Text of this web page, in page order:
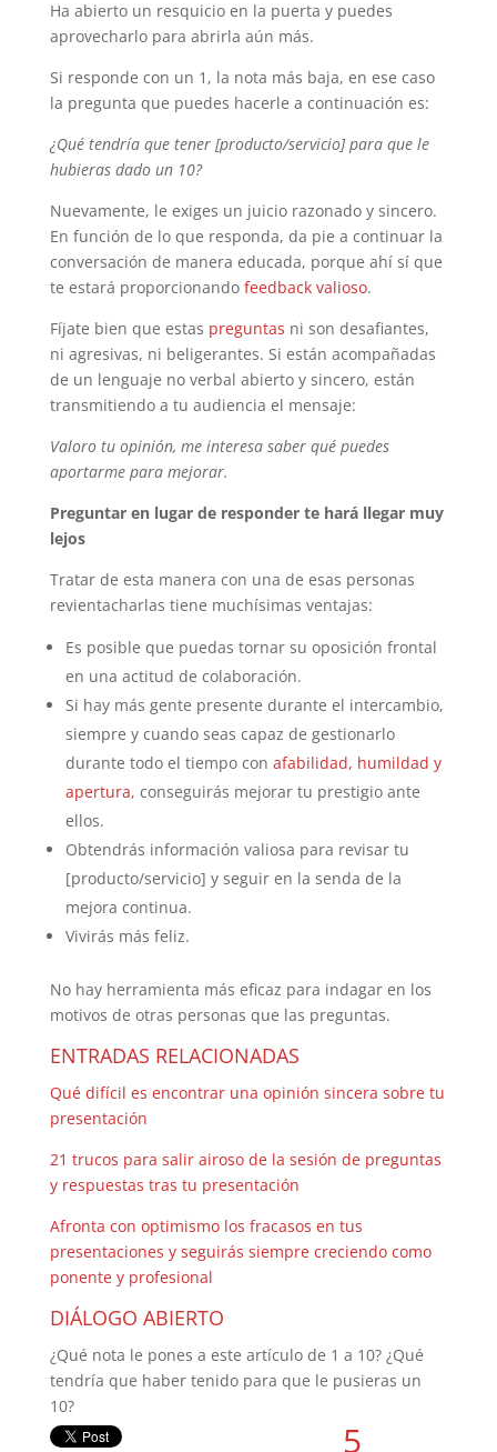
Ha abierto un resquicio en la puerta y puedes
aprovecharlo para abrirla aún más.
Si responde con un 1, la nota más baja, en ese caso
la pregunta que puedes hacerle a continuación es:
¿Qué tendría que tener [producto/servicio] para que le
hubieras dado un 10?
Nuevamente, le exiges un juicio razonado y sincero.
En función de lo que responda, da pie a continuar la
conversación de manera educada, porque ahí sí que
te estará proporcionando feedback valioso.
Fíjate bien que estas preguntas ni son desafiantes,
ni agresivas, ni beligerantes. Si están acompañadas
de un lenguaje no verbal abierto y sincero, están
transmitiendo a tu audiencia el mensaje:
Valoro tu opinión, me interesa saber qué puedes
aportarme para mejorar.
Preguntar en lugar de responder te hará llegar muy
lejos
Tratar de esta manera con una de esas personas
revientacharlas tiene muchísimas ventajas:
Es posible que puedas tornar su oposición frontal
en una actitud de colaboración.
Si hay más gente presente durante el intercambio,
siempre y cuando seas capaz de gestionarlo
durante todo el tiempo con afabilidad, humildad y
apertura, conseguirás mejorar tu prestigio ante
ellos.
Obtendrás información valiosa para revisar tu
[producto/servicio] y seguir en la senda de la
mejora continua.
Vivirás más feliz.
No hay herramienta más eficaz para indagar en los
motivos de otras personas que las preguntas.
ENTRADAS RELACIONADAS
Qué difícil es encontrar una opinión sincera sobre tu
presentación
21 trucos para salir airoso de la sesión de preguntas
y respuestas tras tu presentación
Afronta con optimismo los fracasos en tus
presentaciones y seguirás siempre creciendo como
ponente y profesional
DIÁLOGO ABIERTO
¿Qué nota le pones a este artículo de 1 a 10? ¿Qué
tendría que haber tenido para que le pusieras un
10?
5